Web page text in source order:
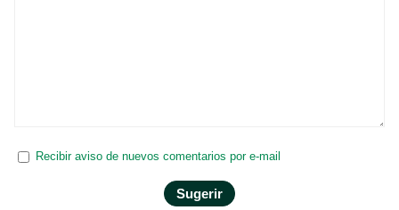
Recibir aviso de nuevos comentarios por e-mail